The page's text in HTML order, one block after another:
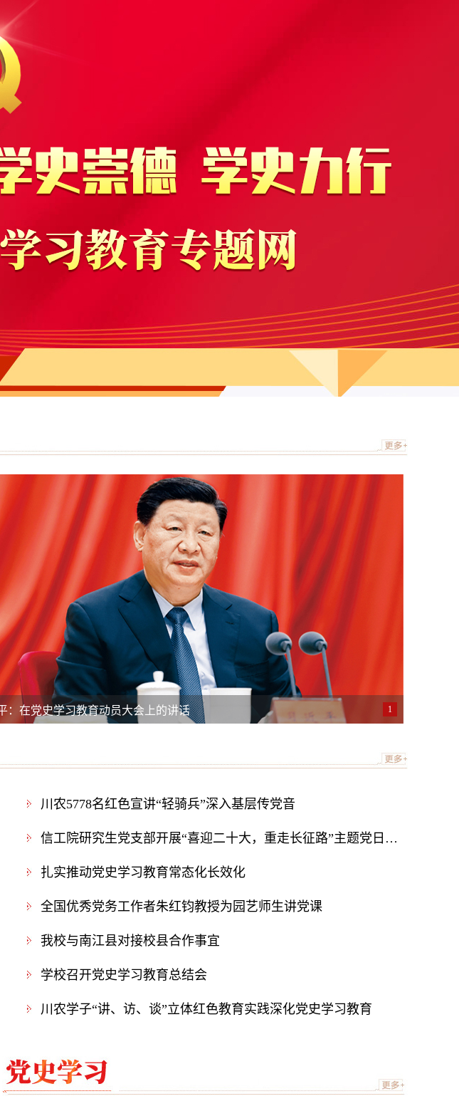
：在党史学习教育动员大会上的讲话 1
川农5778名红色宣讲“轻骑兵”深入基层传党音
信工院研究生党支部开展“喜迎二十大，重走长征路”主题党日活动
扎实推动党史学习教育常态化长效化
全国优秀党务工作者朱红钧教授为园艺师生讲党课
我校与南江县对接校县合作事宜
学校召开党史学习教育总结会
川农学子“讲、访、谈”立体红色教育实践深化党史学习教育